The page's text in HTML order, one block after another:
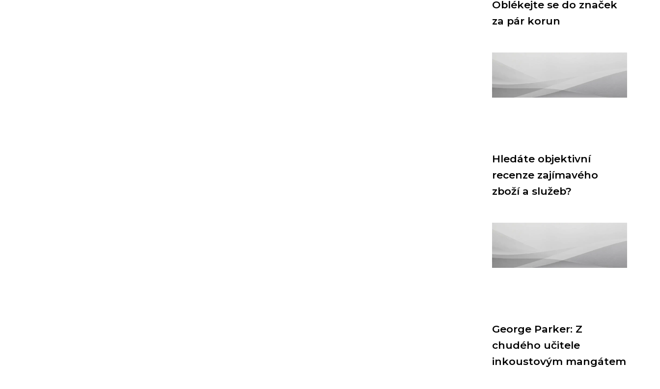
Oblékejte se do značek
za pár korun
Hledáte objektivní
recenze zajímavého
zboží a služeb?
George Parker: Z
chudého učitele
inkoustovým mangátem